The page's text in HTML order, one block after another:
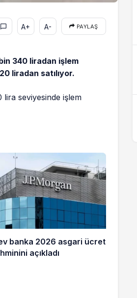
A+ A- PAYLAŞ
340 liradan işlem
liradan satılıyor.
lira seviyesinde işlem
banka 2026 asgari ücret
açıkladı